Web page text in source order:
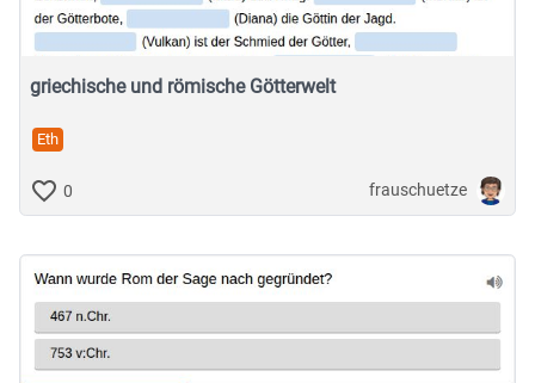
Berufliche Bildung
Sonstiges
Featured Apps
griechische und römische Götterwelt
Eth
0 frauschuetze